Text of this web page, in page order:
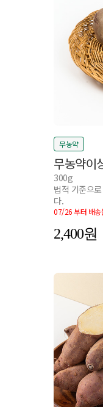
무농약
무농약이
300g
법적 기준으
다.
07/26 부터 배송
2,400